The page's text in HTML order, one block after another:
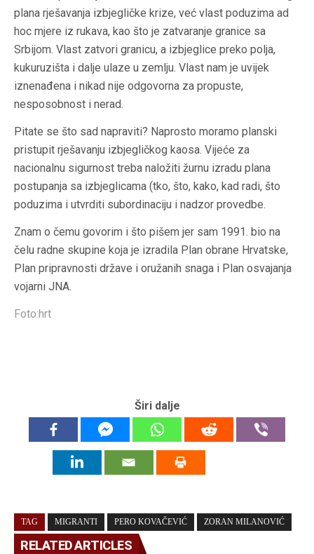
plana rješavanja izbjegličke krize, već vlast poduzima ad
hoc mjere iz rukava, kao što je zatvaranje granice sa
Srbijom. Vlast zatvori granicu, a izbjeglice preko polja,
kukuruzišta i dalje ulaze u zemlju. Vlast nam je uvijek
iznenađena i nikad nije odgovorna za propuste,
nesposobnost i nerad.
Pitate se što sad napraviti? Naprosto moramo planski
pristupit rješavanju izbjegličkog kaosa. Vijeće za
nacionalnu sigurnost treba naložiti žurnu izradu plana
postupanja sa izbjeglicama (tko, što, kako, kad radi, što
poduzima i utvrditi subordinaciju i nadzor provedbe.
Znam o čemu govorim i što pišem jer sam 1991. bio na
čelu radne skupine koja je izradila Plan obrane Hrvatske,
Plan pripravnosti države i oružanih snaga i Plan osvajanja
vojarni JNA.
Foto:hrt
Širi dalje
TAG MIGRANTI PERO KOVAČEVIĆ ZORAN MILANOVIĆ
RELATED ARTICLES